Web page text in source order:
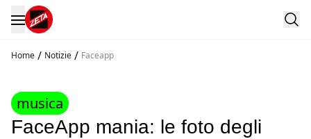
Home / Notizie / Faceapp
musica
FaceApp mania: le foto degli